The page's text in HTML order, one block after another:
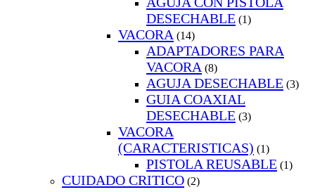
DESECHABLE (1)
VACORA (14)
ADAPTADORES PARA
VACORA (8)
AGUJA DESECHABLE (3)
GUIA COAXIAL
DESECHABLE (3)
VACORA
(CARACTERISTICAS) (1)
PISTOLA REUSABLE (1)
CUIDADO CRITICO (2)